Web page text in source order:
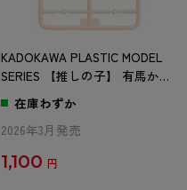
KADOKAWA PLASTIC MODEL
SERIES 【推しの子】 有馬かな
/ 有馬かな DX ver. HD-1パーツ
(フレッシュ)
在庫わずか
2026年3月発売
1,100 円